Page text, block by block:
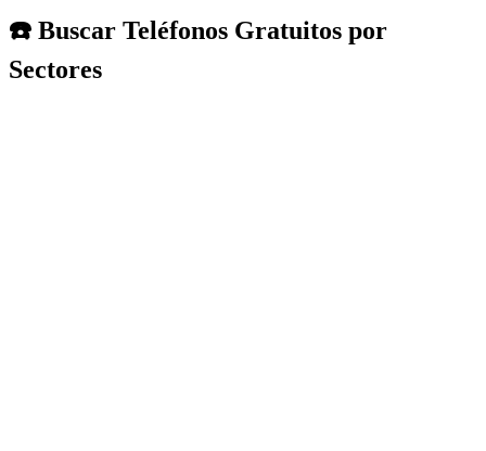
☎️ Buscar Teléfonos Gratuitos por
Sectores